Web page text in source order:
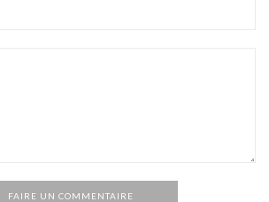
FAIRE UN COMMENTAIRE